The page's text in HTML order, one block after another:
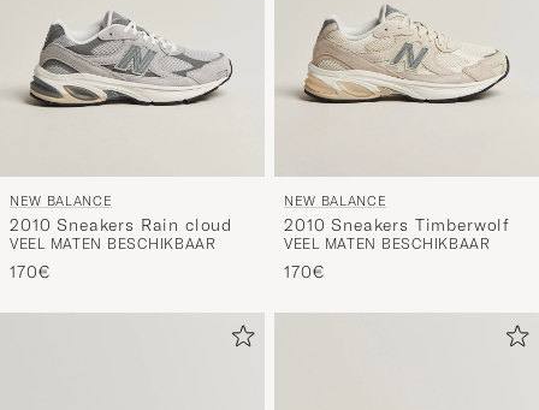
NEW BALANCE
2010 Sneakers Rain cloud
VEEL MATEN BESCHIKBAAR
170€
NEW BALANCE
2010 Sneakers Timberwolf
VEEL MATEN BESCHIKBAAR
170€